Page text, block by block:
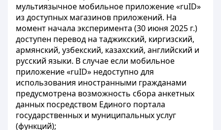
мультиязычное мобильное приложение «ruID»
из доступных магазинов приложений. На
момент начала эксперимента (30 июня 2025 г.)
доступен перевод на таджикский, киргизский,
армянский, узбекский, казахский, английский и
русский языки. В случае если мобильное
приложение «ruID» недоступно для
использования иностранными гражданами
предусмотрена возможность сбора анкетных
данных посредством Единого портала
государственных и муниципальных услуг
(функций);